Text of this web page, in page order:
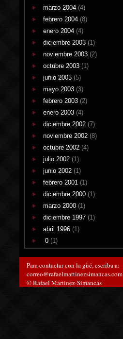
marzo 2004 (4)
febrero 2004 (8)
enero 2004 (4)
diciembre 2003 (1)
noviembre 2003 (2)
octubre 2003 (1)
junio 2003 (5)
mayo 2003 (3)
febrero 2003 (2)
enero 2003 (4)
diciembre 2002 (7)
noviembre 2002 (8)
octubre 2002 (4)
julio 2002 (1)
junio 2002 (1)
febrero 2001 (1)
diciembre 2000 (1)
marzo 2000 (1)
diciembre 1997 (1)
abril 1996 (1)
0 (1)
Para contactar con la güé, escriba a:
correo@rafaelmartinezsimancas.com
© Rafael Martinez-Simancas